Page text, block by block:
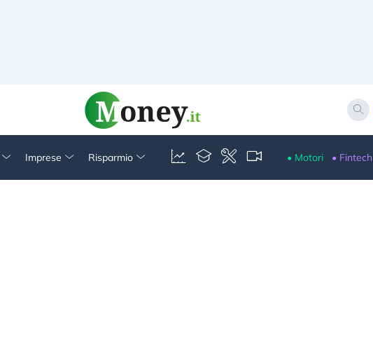
Imprese Risparmio • Motori • Fintech